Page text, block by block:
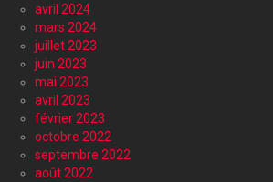
avril 2024
mars 2024
juillet 2023
juin 2023
mai 2023
avril 2023
février 2023
octobre 2022
septembre 2022
août 2022